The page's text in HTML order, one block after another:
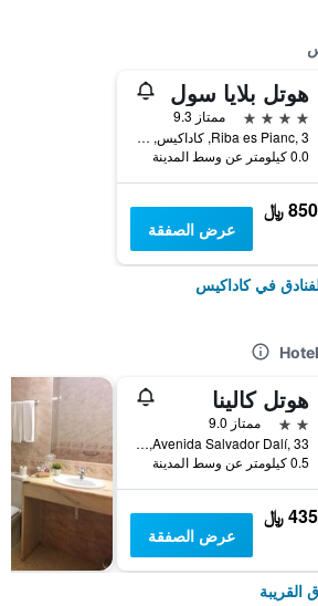
هوتل بلايا سول
4 نجوم
ممتاز 9.3
Riba es Pianc, 3, كاداكيس, كاتالونيا, أسبانيا
0.0 كيلومتر عن وسط المدينة
850 ﷼
عرض الصفقة
في كاداكيس
هوتل كالينا
2 نجمتين
ممتاز 9.0
Avenida Salvador Dalí, 33, كاداكيس, كاتالونيا, أسبانيا
0.5 كيلومتر عن وسط المدينة
435 ﷼
عرض الصفقة
القريبة